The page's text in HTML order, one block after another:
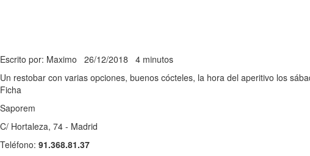
Escrito por: Maximo 26/12/2018 4 minutos
Un restobar con varias opciones, buenos cócteles, la hora del aperitivo los
Ficha
Saporem
C/ Hortaleza, 74 - Madrid
Teléfono: 91.368.81.37